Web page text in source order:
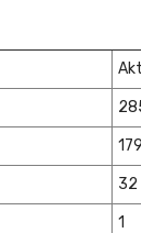
179
32
1